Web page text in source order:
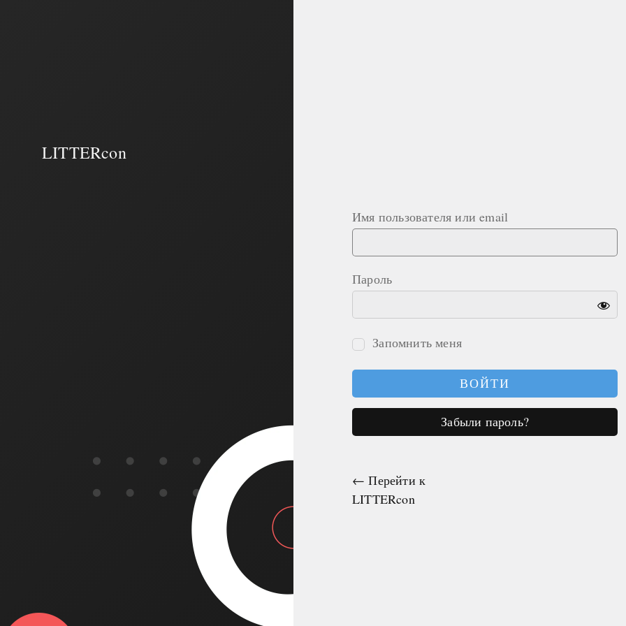
LITTERcon
Войти
Имя пользователя или email
Пароль
Запомнить меня
Забыли пароль?
← Перейти к
LITTERcon